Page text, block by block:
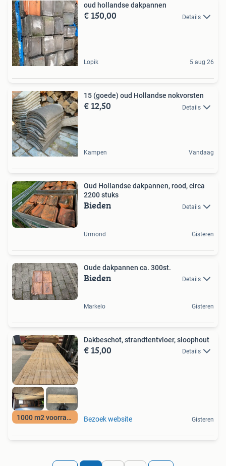
oud hollandse dakpannen
€ 150,00 Details
Lopik 5 aug 26
15 (goede) oud Hollandse nokvorsten
€ 12,50 Details
Kampen Vandaag
Oud Hollandse dakpannen, rood, circa
2200 stuks
Bieden Details
Urmond Gisteren
Oude dakpannen ca. 300st.
Bieden Details
Markelo Gisteren
1000 m2 voorraad!!
Dakbeschot, strandtentvloer, sloophout
€ 15,00 Details
Bezoek website Gisteren